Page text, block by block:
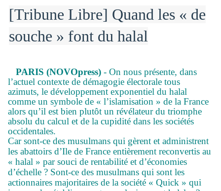
[Tribune Libre] Quand les « de
souche » font du halal
PARIS (NOVOpress) - On nous présente, dans
l’actuel contexte de démagogie électorale tous
azimuts, le développement exponentiel du halal
comme un symbole de « l’islamisation » de la France
alors qu’il est bien plutôt un révélateur du triomphe
absolu du calcul et de la cupidité dans les sociétés
occidentales.
Car sont-ce des musulmans qui gèrent et administrent
les abattoirs d’Ile de France entièrement reconvertis au
« halal » par souci de rentabilité et d’économies
d’échelle ? Sont-ce des musulmans qui sont les
actionnaires majoritaires de la société « Quick » qui